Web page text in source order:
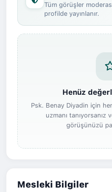
Tüm görüşler
profilde yayınlanır.
Henüz
Psk. Benay Diyadin için
uzmanı
görüşünüzü
Mesleki Bilgiler